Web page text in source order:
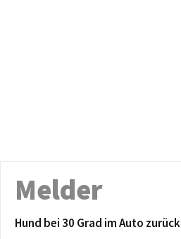
Melder
Hund bei 30 Grad im Auto